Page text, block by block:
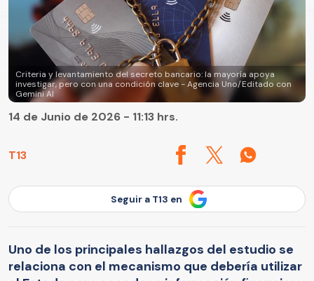
Criteria y levantamiento del secreto bancario: la mayoría apoya
investigar, pero con una condición clave - Agencia Uno/Editado con
Gemini AI
T13
14 de Junio de 2026 - 11:13 hrs.
Seguir a T13 en
Uno de los principales hallazgos del estudio se
relaciona con el mecanismo que debería utilizar